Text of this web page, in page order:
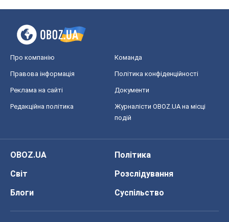
Про компанію Команда
Правова інформація Політика конфіденційності
Реклама на сайті Документи
Редакційна політика
Журналісти OBOZ.UA на місці
подій
OBOZ.UA
Політика
Світ
Розслідування
Блоги
Суспільство